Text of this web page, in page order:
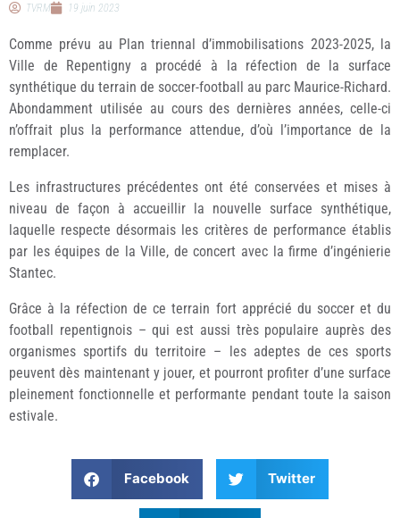
TVRM 19 juin 2023
Comme prévu au Plan triennal d’immobilisations 2023-2025, la
Ville de Repentigny a procédé à la réfection de la surface
synthétique du terrain de soccer-football au parc Maurice-Richard.
Abondamment utilisée au cours des dernières années, celle-ci
n’offrait plus la performance attendue, d’où l’importance de la
remplacer.
Les infrastructures précédentes ont été conservées et mises à
niveau de façon à accueillir la nouvelle surface synthétique,
laquelle respecte désormais les critères de performance établis
par les équipes de la Ville, de concert avec la firme d’ingénierie
Stantec.
Grâce à la réfection de ce terrain fort apprécié du soccer et du
football repentignois – qui est aussi très populaire auprès des
organismes sportifs du territoire – les adeptes de ces sports
peuvent dès maintenant y jouer, et pourront profiter d’une surface
pleinement fonctionnelle et performante pendant toute la saison
estivale.
Facebook Twitter